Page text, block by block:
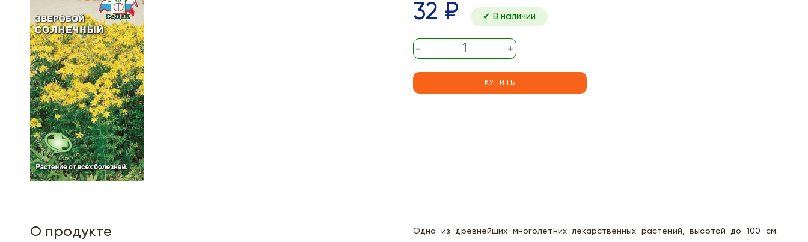
32 ₽ ✔ В наличии
- +
КУПИТЬ
О продукте
Одно из древнейших многолетних лекарственных растений, высотой до 100 см.